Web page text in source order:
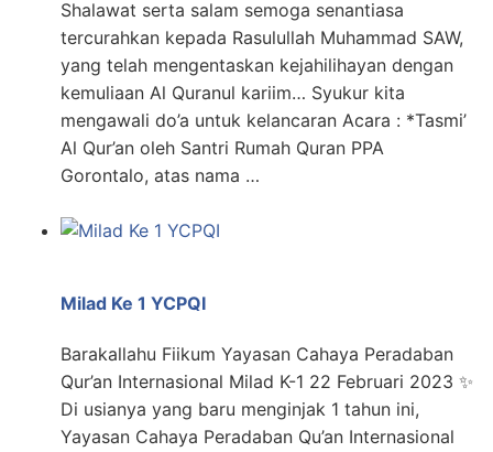
Shalawat serta salam semoga senantiasa
tercurahkan kepada Rasulullah Muhammad SAW,
yang telah mengentaskan kejahilihayan dengan
kemuliaan Al Quranul kariim… Syukur kita
mengawali do’a untuk kelancaran Acara : *Tasmi’
Al Qur’an oleh Santri Rumah Quran PPA
Gorontalo, atas nama …
Milad Ke 1 YCPQI
Barakallahu Fiikum Yayasan Cahaya Peradaban
Qur’an Internasional Milad K-1 22 Februari 2023 ✨
Di usianya yang baru menginjak 1 tahun ini,
Yayasan Cahaya Peradaban Qu’an Internasional